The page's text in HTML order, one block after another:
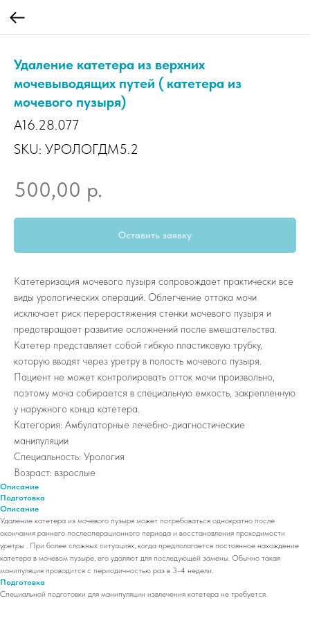
Удаление катетера из верхних
мочевыводящих путей ( катетера из
мочевого пузыря)
A16.28.077
SKU: УРОЛОГДМ5.2
500,00 р.
Оставить заявку
Катетеризация мочевого пузыря сопровождает практически все
виды урологических операций. Облегчение оттока мочи
исключает риск перерастяжения стенки мочевого пузыря и
предотвращает развитие осложнений после вмешательства.
Катетер представляет собой гибкую пластиковую трубку,
которую вводят через уретру в полость мочевого пузыря.
Пациент не может контролировать отток мочи произвольно,
поэтому моча собирается в специальную емкость, закрепленную
у наружного конца катетера.
Категория: Амбулаторные лечебно-диагностические
манипуляции
Специальность: Урология
Возраст: взрослые
Описание
Подготовка
Описание
Удаление катетера из мочевого пузыря может потребоваться однократно после
окончания раннего послеоперационного периода и восстановления проходимости
уретры . При более сложных ситуациях, когда предполагается постоянное нахождение
катетера в мочевом пузыре, его удаляют для последующей замены. Обычно такая
манипуляция проводится с периодичностью раз в 3-4 недели.
Подготовка
Специальной подготовки для манипуляции извлечения катетера не требуется.